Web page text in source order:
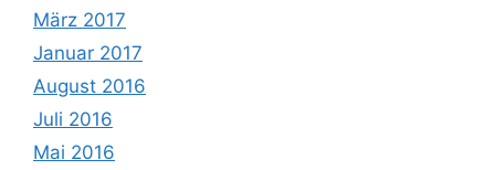
März 2017
Januar 2017
August 2016
Juli 2016
Mai 2016